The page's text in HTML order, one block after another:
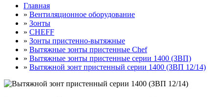
Главная
» Вентиляционное оборудование
» Зонты
» CHEFF
» Зонты пристенно-вытяжные
» Вытяжные зонты пристенные Chef
» Вытяжные зонты пристенные серии 1400 (ЗВП)
» Вытяжной зонт пристенный серии 1400 (ЗВП 12/14)